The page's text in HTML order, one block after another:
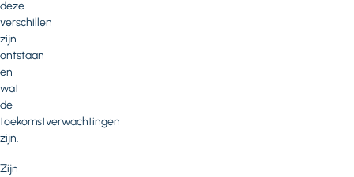
deze
verschillen
zijn
ontstaan
en
wat
de
toekomstverwachtingen
zijn.
Zijn